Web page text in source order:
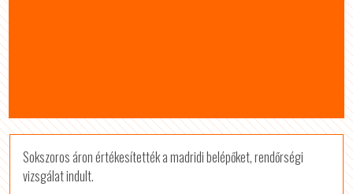
Sokszoros áron értékesítették a madridi belépőket, rendőrségi
vizsgálat indult.